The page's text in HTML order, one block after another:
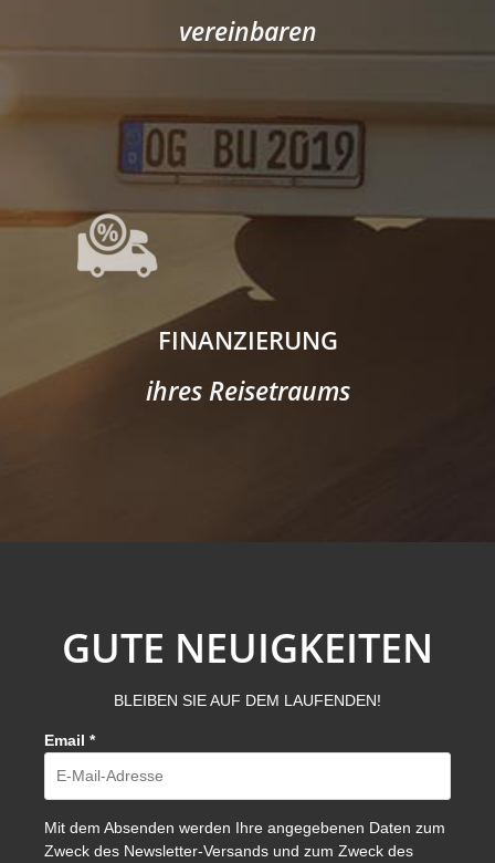
vereinbaren
FINANZIERUNG
ihres Reisetraums
GUTE NEUIGKEITEN
BLEIBEN SIE AUF DEM LAUFENDEN!
Email *
Mit dem Absenden werden Ihre angegebenen Daten zum
Zweck des Newsletter-Versands und zum Zweck des